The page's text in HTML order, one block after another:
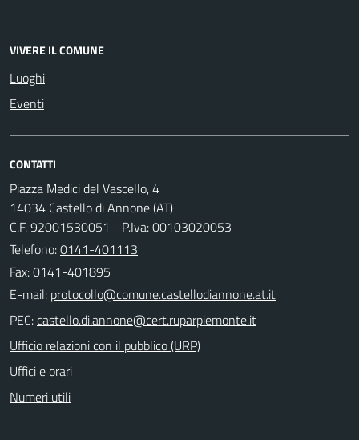
VIVERE IL COMUNE
Luoghi
Eventi
CONTATTI
Piazza Medici del Vascello, 4
14034 Castello di Annone (AT)
C.F. 92001530051 - P.Iva: 00103020053
Telefono:0141-401113
Fax: 0141-401895
E-mail:
PEC:
Ufficio relazioni con il pubblico (URP)
Uffici e orari
Numeri utili